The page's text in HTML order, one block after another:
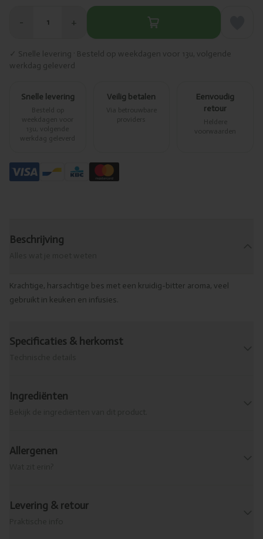
− 1 +
✓ Snelle levering · Besteld op weekdagen voor 13u, volgende
werkdag geleverd
Snelle levering
Besteld op
weekdagen voor
13u, volgende
werkdag geleverd
Veilig betalen
Via betrouwbare
providers
Eenvoudig
retour
Heldere
voorwaarden
Beschrijving
Krachtige, harsachtige bes met een kruidig-bitter aroma, veel
gebruikt in keuken en infusies.
Specificaties & herkomst
Ingrediënten
Allergenen
Levering & retour